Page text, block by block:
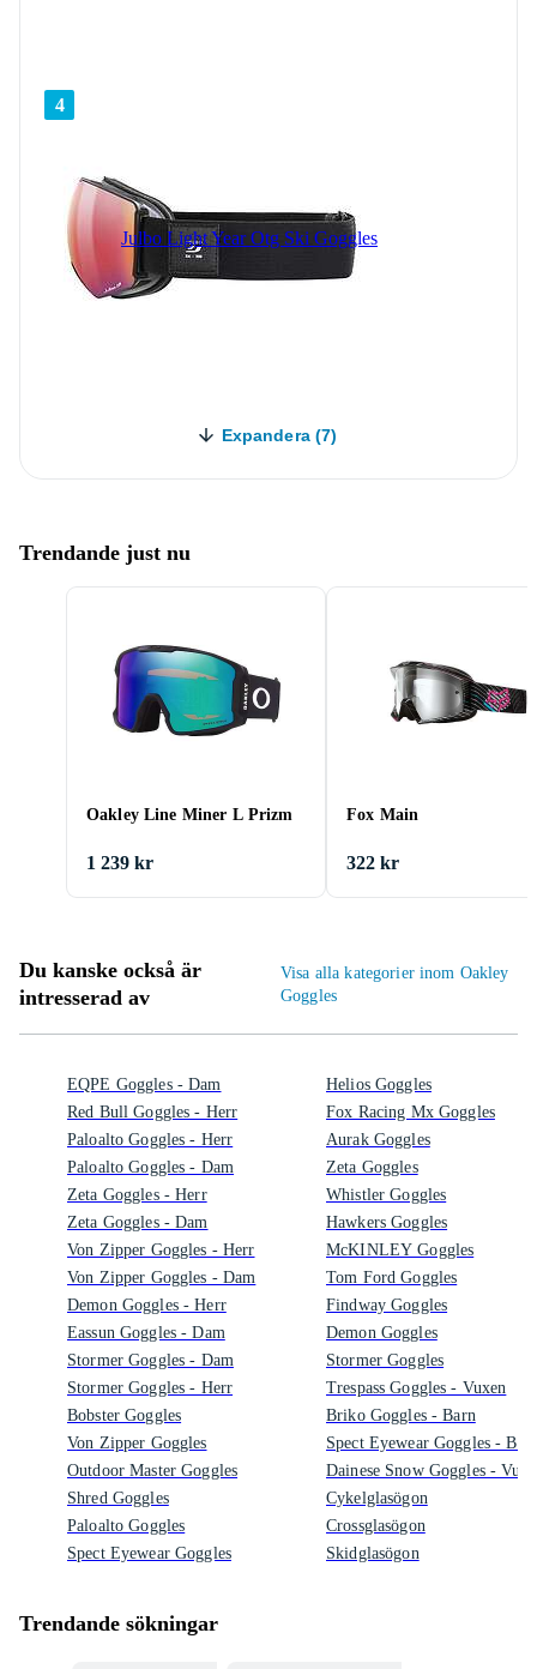
4
Julbo Light Year Otg Ski Goggles
Expandera (7)
Trendande just nu
Oakley Line Miner L Prizm
1 239 kr
Fox Main
322 kr
Du kanske också är
intresserad av
Visa alla kategorier inom Oakley
Goggles
EQPE Goggles - Dam
Red Bull Goggles - Herr
Paloalto Goggles - Herr
Paloalto Goggles - Dam
Zeta Goggles - Herr
Zeta Goggles - Dam
Von Zipper Goggles - Herr
Von Zipper Goggles - Dam
Demon Goggles - Herr
Eassun Goggles - Dam
Stormer Goggles - Dam
Stormer Goggles - Herr
Bobster Goggles
Von Zipper Goggles
Outdoor Master Goggles
Shred Goggles
Paloalto Goggles
Spect Eyewear Goggles
Helios Goggles
Fox Racing Mx Goggles
Aurak Goggles
Zeta Goggles
Whistler Goggles
Hawkers Goggles
McKINLEY Goggles
Tom Ford Goggles
Findway Goggles
Demon Goggles
Stormer Goggles
Trespass Goggles - Vuxen
Briko Goggles - Barn
Spect Eyewear Goggles -
Dainese Snow Goggles -
Cykelglasögon
Crossglasögon
Skidglasögon
Trendande sökningar